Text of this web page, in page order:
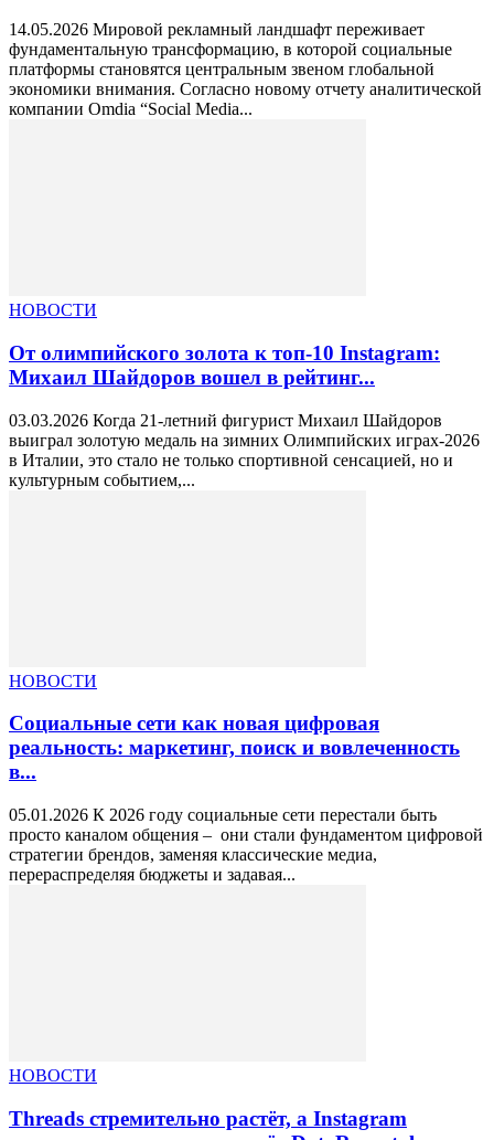
14.05.2026 Мировой рекламный ландшафт переживает
фундаментальную трансформацию, в которой социальные
платформы становятся центральным звеном глобальной
экономики внимания. Согласно новому отчету аналитической
компании Omdia “Social Media...
НОВОСТИ
От олимпийского золота к топ-10 Instagram:
Михаил Шайдоров вошел в рейтинг...
03.03.2026 Когда 21-летний фигурист Михаил Шайдоров
выиграл золотую медаль на зимних Олимпийских играх-2026
в Италии, это стало не только спортивной сенсацией, но и
культурным событием,...
НОВОСТИ
Социальные сети как новая цифровая
реальность: маркетинг, поиск и вовлеченность
в...
05.01.2026 К 2026 году социальные сети перестали быть
просто каналом общения – они стали фундаментом цифровой
стратегии брендов, заменяя классические медиа,
перераспределяя бюджеты и задавая...
НОВОСТИ
Threads стремительно растёт, а Instagram